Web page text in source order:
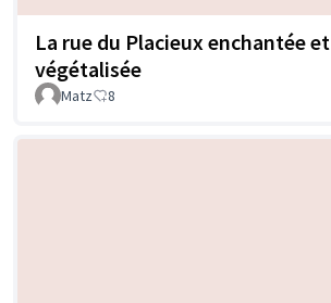
La rue du Placieux enchantée et
végétalisée
Matz 8